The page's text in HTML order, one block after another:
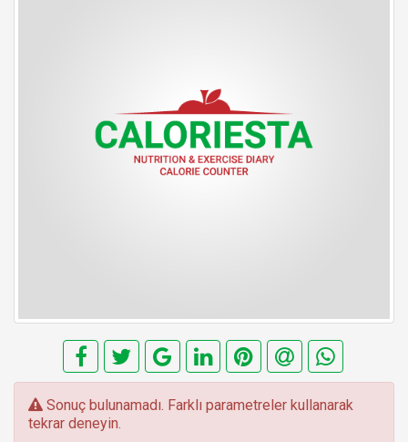
E
r
Sonuç bulunamadı. Farklı parametreler kullanarak
tekrar deneyin.